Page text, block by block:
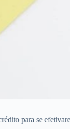
para se